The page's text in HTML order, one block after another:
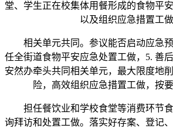
堂、学生正在校集体用餐形成的食物平
以及组织应急措置工做
相关单元共同。参议能否启动应急预
任全街道食物平安应急处置工做，5. 善
安然办牵头共同相关单元，最大限度地
险，高效组织应急措置工做，按
担任餐饮业和学校食堂等消费环节食
询拜访和处置工做。落实好存案、登记